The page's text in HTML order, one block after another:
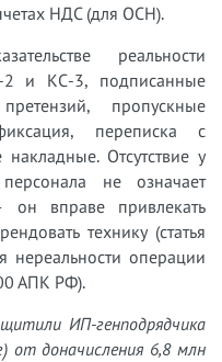
НДС (для ОСН).
реальности
2 и КС-3, подписанные
пропускные
переписка с
Отсутствие у
не означает
он вправе привлекать
технику (статья
операции
АПК РФ).
ИП-генподрядчика
от доначисления 6,8 млн